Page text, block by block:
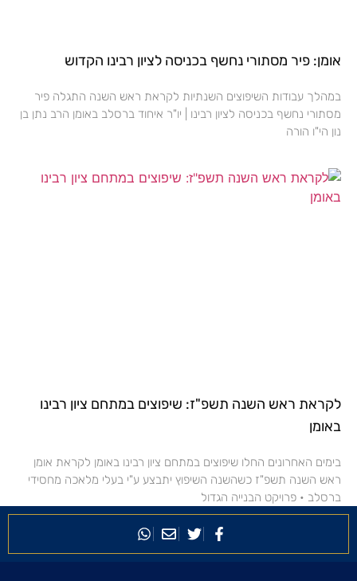
אומן: פיר מסתורי נחשף בכניסה לציון רבינו הקדוש
במהלך עבודות השיפוצים השנתיות לקראת ראש השנה התגלה פיר
מסתורי נחשף בכניסה לציון רבינו | יו"ר איחוד ברסלב באומן הרב נתן בן
נון הי"ו הורה
לקראת ראש השנה תשפ"ז: שיפוצים במתחם ציון רבינו
באומן
בימים האחרונים החלו שיפוצים במתחם ציון רבינו באומן לקראת אומן
ראש השנה תשפ"ז כשהשנה השיפוץ יתבצע ע"י בעלי מלאכה מחסידי
ברסלב • פרויקט הבנייה הגדול